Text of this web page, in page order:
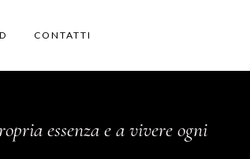
CONTATTI
essenza e a vivere ogni